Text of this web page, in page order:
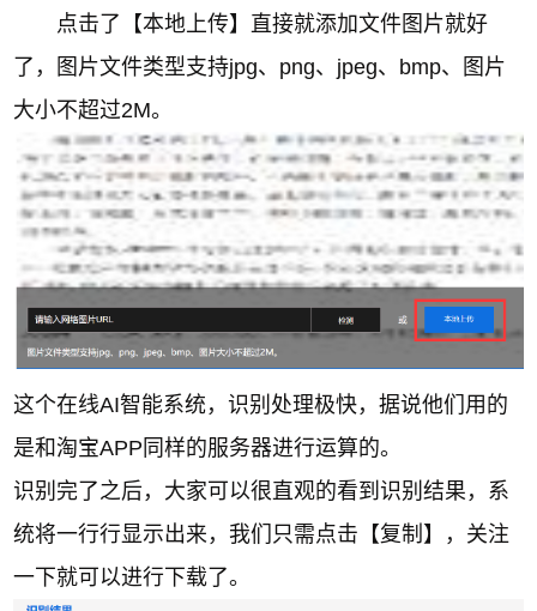
点击了【本地上传】直接就添加文件图片就好
了，图片文件类型支持jpg、png、jpeg、bmp、图片
大小不超过2M。
这个在线AI智能系统，识别处理极快，据说他们用的
是和淘宝APP同样的服务器进行运算的。
识别完了之后，大家可以很直观的看到识别结果，系
统将一行行显示出来，我们只需点击【复制】，关注
一下就可以进行下载了。